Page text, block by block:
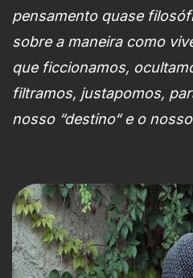
pensamento quase
sobre a maneira como
que ficcionamos,
filtramos, justapomos,
nosso “destino“ e o